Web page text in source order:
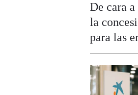
De cara
la
para las